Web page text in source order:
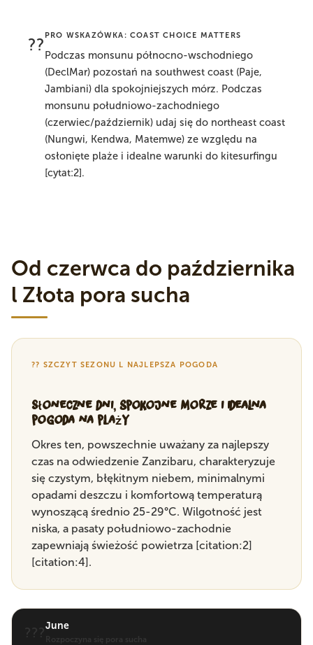
?? PRO WSKAZÓWKA: COAST CHOICE MATTERS
Podczas monsunu północno-wschodniego
(DeclMar) pozostań na southwest coast (Paje,
Jambiani) dla spokojniejszych mórz. Podczas
monsunu południowo-zachodniego
(czerwiec/październik) udaj się do northeast coast
(Nungwi, Kendwa, Matemwe) ze względu na
osłonięte plaże i idealne warunki do kitesurfingu
[cytat:2].
Od czerwca do października
l Złota pora sucha
?? SZCZYT SEZONU L NAJLEPSZA POGODA
Słoneczne dni, spokojne morze i idealna
pogoda na plaży
Okres ten, powszechnie uważany za najlepszy
czas na odwiedzenie Zanzibaru, charakteryzuje
się czystym, błękitnym niebem, minimalnymi
opadami deszczu i komfortową temperaturą
wynoszącą średnio 25-29°C. Wilgotność jest
niska, a pasaty południowo-zachodnie
zapewniają świeżość powietrza [citation:2]
[citation:4].
??? June
Rozpoczyna się pora sucha